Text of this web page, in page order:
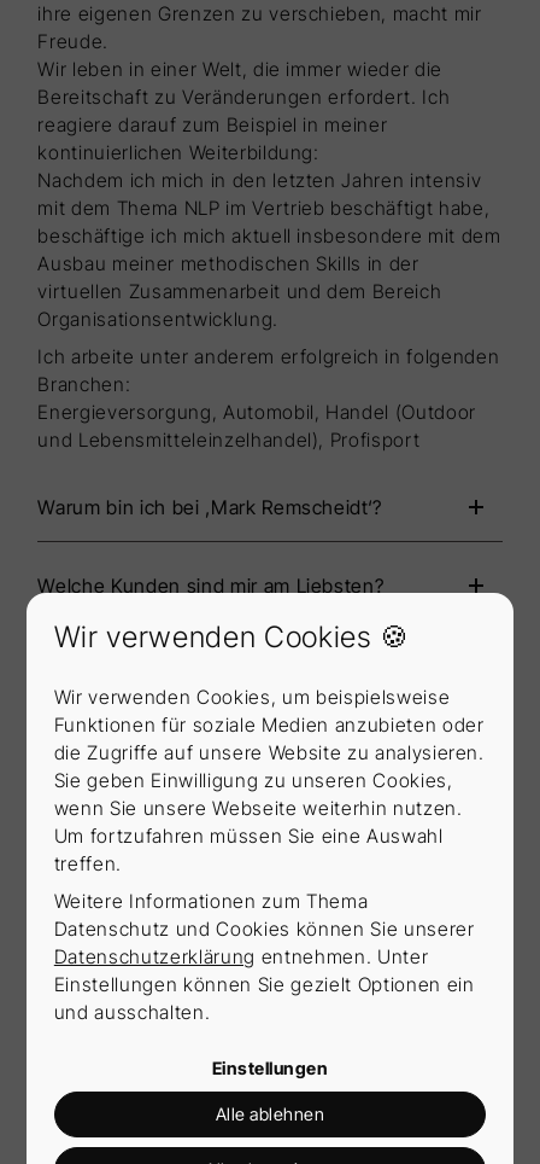
ihre eigenen Grenzen zu verschieben, macht mir
Freude.
Wir leben in einer Welt, die immer wieder die
Bereitschaft zu Veränderungen erfordert. Ich
reagiere darauf zum Beispiel in meiner
kontinuierlichen Weiterbildung:
Nachdem ich mich in den letzten Jahren intensiv
mit dem Thema NLP im Vertrieb beschäftigt habe,
beschäftige ich mich aktuell insbesondere mit dem
Ausbau meiner methodischen Skills in der
virtuellen Zusammenarbeit und dem Bereich
Organisationsentwicklung.
Ich arbeite unter anderem erfolgreich in folgenden
Branchen:
Energieversorgung, Automobil, Handel (Outdoor
und Lebensmitteleinzelhandel), Profisport
Warum bin ich bei ‚Mark Remscheidt‘?
Welche Kunden sind mir am Liebsten?
Was mag ich absolut nicht?
„Wenn im Leben
irgendetwas nicht in
Ordnung ist, ist man
Wir verwenden Cookies 🍪
Wir verwenden Cookies, um beispielsweise
Funktionen für soziale Medien anzubieten oder
die Zugriffe auf unsere Website zu analysieren.
Sie geben Einwilligung zu unseren Cookies,
wenn Sie unsere Webseite weiterhin nutzen.
Um fortzufahren müssen Sie eine Auswahl
treffen.
Weitere Informationen zum Thema
Datenschutz und Cookies können Sie unserer
Datenschutzerklärung entnehmen. Unter
Einstellungen können Sie gezielt Optionen ein
und ausschalten.
Einstellungen
Alle ablehnen